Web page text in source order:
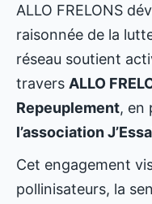
ALLO FRELONS
raisonnée de la
réseau soutient
travers ALLO
Repeuplement, en
l’association
Cet engagement
pollinisateurs, la